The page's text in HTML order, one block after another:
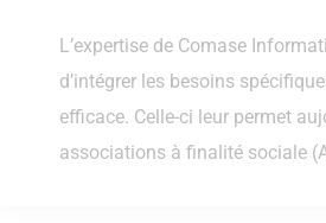
L’expertise de Comase
d’intégrer les besoins
efficace. Celle-ci leur permet
associations à finalité sociale